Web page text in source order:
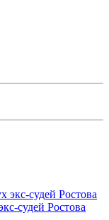
судей Ростова